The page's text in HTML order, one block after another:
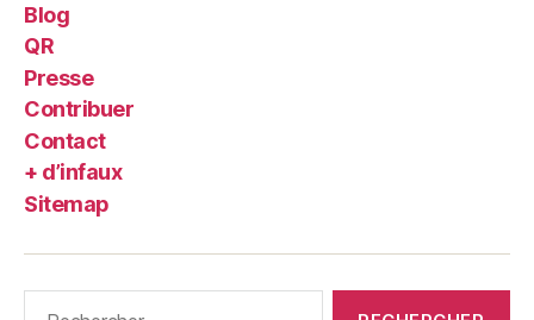
Blog
QR
Presse
Contribuer
Contact
+ d’infaux
Sitemap